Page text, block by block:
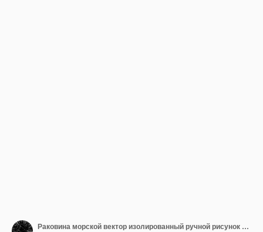
Раковина морской вектор изолированный ручной рисунок эскиз бежевый